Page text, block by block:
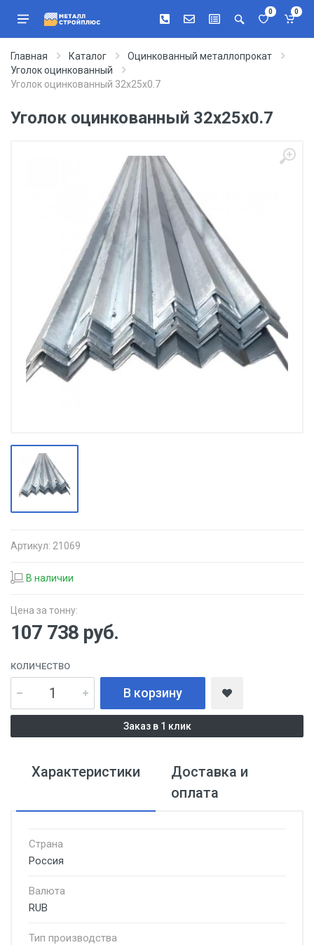
0 0
Главная Каталог
Оцинкованный металлопрокат
Уголок оцинкованный
Уголок оцинкованный 32х25х0.7
Уголок оцинкованный 32х25х0.7
Артикул: 21069
В наличии
Цена за тонну:
107 738 руб.
КОЛИЧЕСТВО
В корзину
Заказ в 1 клик
Характеристики
Доставка и
оплата
Страна
Россия
Валюта
RUB
Тип производства